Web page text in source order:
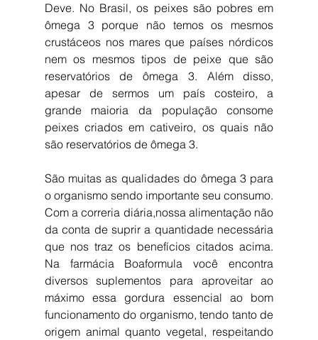
Deve. No Brasil, os peixes são pobres em
ômega 3 porque não temos os mesmos
crustáceos nos mares que países nórdicos
nem os mesmos tipos de peixe que são
reservatórios de ômega 3. Além disso,
apesar de sermos um país costeiro, a
grande maioria da população consome
peixes criados em cativeiro, os quais não
são reservatórios de ômega 3.
São muitas as qualidades do ômega 3 para
o organismo sendo importante seu consumo.
Com a correria diária,nossa alimentação não
da conta de suprir a quantidade necessária
que nos traz os benefícios citados acima.
Na farmácia Boaformula você encontra
diversos suplementos para aproveitar ao
máximo essa gordura essencial ao bom
funcionamento do organismo, tendo tanto de
origem animal quanto vegetal, respeitando